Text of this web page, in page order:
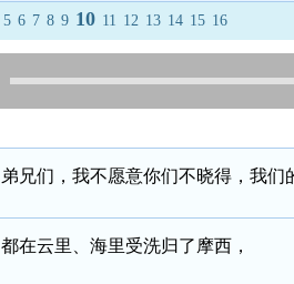
5 6 7 8 9 10 11 12 13 14 15 16
弟兄们，我不愿意你们不晓得，我
都在云里、海里受洗归了摩西，